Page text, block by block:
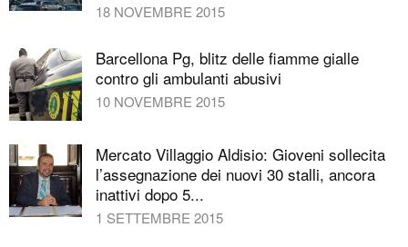
18 NOVEMBRE 2015
Barcellona Pg, blitz delle fiamme gialle
contro gli ambulanti abusivi
10 NOVEMBRE 2015
Mercato Villaggio Aldisio: Gioveni sollecita
l’assegnazione dei nuovi 30 stalli, ancora
inattivi dopo 5...
1 SETTEMBRE 2015